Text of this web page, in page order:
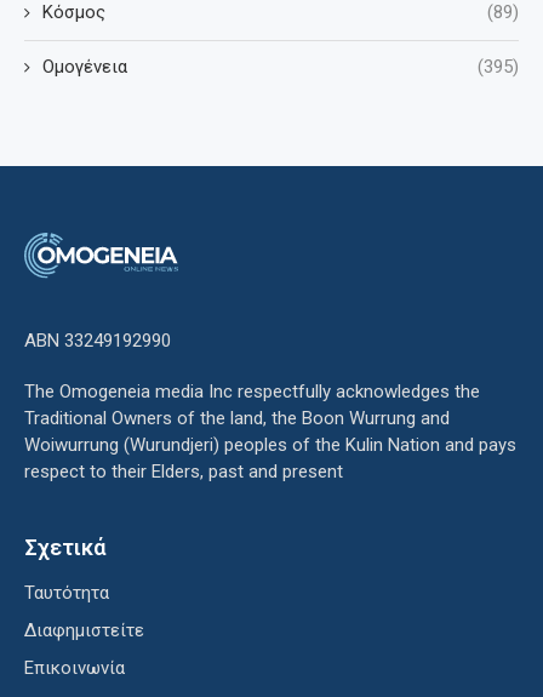
Κόσμος (89)
Ομογένεια (395)
ΑΒΝ 33249192990
The Omogeneia media Inc respectfully acknowledges the
Traditional Owners of the land, the Boon Wurrung and
Woiwurrung (Wurundjeri) peoples of the Kulin Nation and pays
respect to their Elders, past and present
Σχετικά
Ταυτότητα
Διαφημιστείτε
Επικοινωνία